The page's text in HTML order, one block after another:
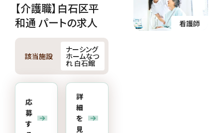
【介護職】白石区平
和通 パートの求人
該当施設
ナーシング
ホームなつ
れ 白石館
応
募
す
詳
細
を
見
看護師